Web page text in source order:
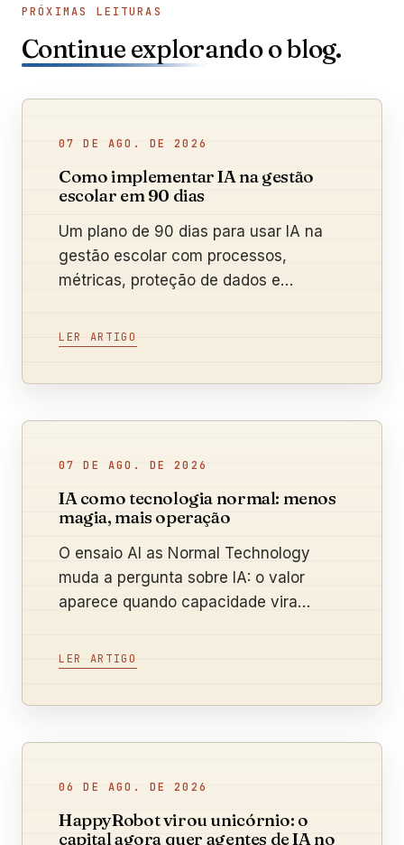
PRÓXIMAS LEITURAS
Continue explorando o blog.
07 DE AGO. DE 2026
Como implementar IA na gestão
escolar em 90 dias
Um plano de 90 dias para usar IA na
gestão escolar com processos,
métricas, proteção de dados e
LER ARTIGO
07 DE AGO. DE 2026
IA como tecnologia normal: menos
magia, mais operação
O ensaio AI as Normal Technology
muda a pergunta sobre IA: o valor
aparece quando capacidade vira
LER ARTIGO
06 DE AGO. DE 2026
HappyRobot virou unicórnio: o
capital agora quer agentes de IA no